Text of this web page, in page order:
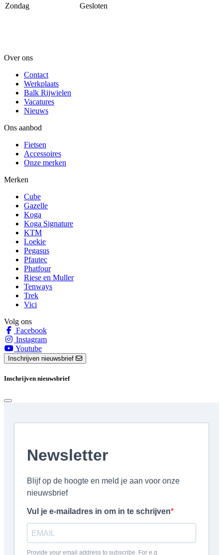
Zondag
Gesloten
Over ons
Contact
Werkplaats
Balk Rijwielen
Vacatures
Nieuws
Ons aanbod
Fietsen
Accessoires
Onze merken
Merken
Cube
Gazelle
Koga
Koga Signature
KTM
Loekie
Pegasus
Pfautec
Phatfour
Riese en Muller
Tenways
Trek
Vici
Volg ons
Facebook
Instagram
Youtube
Inschrijven nieuwsbrief
Inschrijven nieuwsbrief